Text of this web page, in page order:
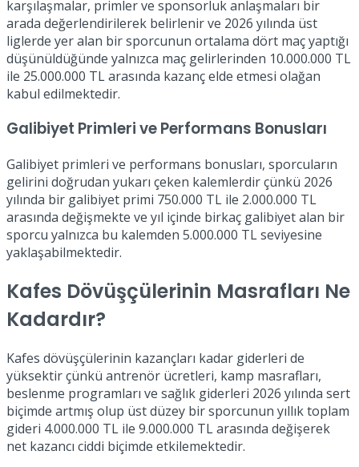
karşılaşmalar, primler ve sponsorluk anlaşmaları bir
arada değerlendirilerek belirlenir ve 2026 yılında üst
liglerde yer alan bir sporcunun ortalama dört maç yaptığı
düşünüldüğünde yalnızca maç gelirlerinden 10.000.000 TL
ile 25.000.000 TL arasında kazanç elde etmesi olağan
kabul edilmektedir.
Galibiyet Primleri ve Performans Bonusları
Galibiyet primleri ve performans bonusları, sporcuların
gelirini doğrudan yukarı çeken kalemlerdir çünkü 2026
yılında bir galibiyet primi 750.000 TL ile 2.000.000 TL
arasında değişmekte ve yıl içinde birkaç galibiyet alan bir
sporcu yalnızca bu kalemden 5.000.000 TL seviyesine
yaklaşabilmektedir.
Kafes Dövüşçülerinin Masrafları Ne
Kadardır?
Kafes dövüşçülerinin kazançları kadar giderleri de
yüksektir çünkü antrenör ücretleri, kamp masrafları,
beslenme programları ve sağlık giderleri 2026 yılında sert
biçimde artmış olup üst düzey bir sporcunun yıllık toplam
gideri 4.000.000 TL ile 9.000.000 TL arasında değişerek
net kazancı ciddi biçimde etkilemektedir.